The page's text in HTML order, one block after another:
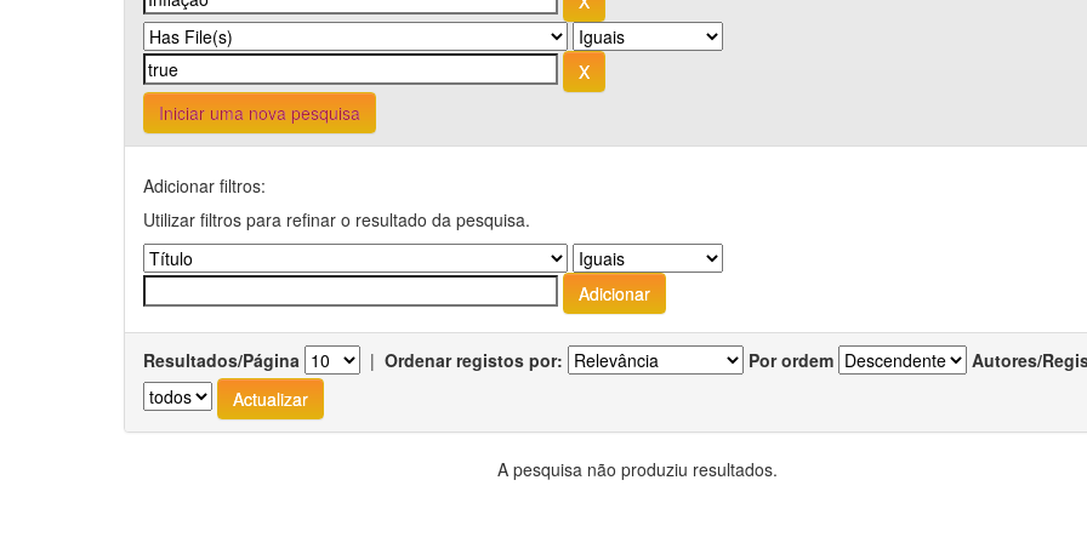
Iniciar uma nova pesquisa
Adicionar filtros:
Utilizar filtros para refinar o resultado da pesquisa.
Resultados/Página | Ordenar registos por: Por ordem Autores/
A pesquisa não produziu resultados.